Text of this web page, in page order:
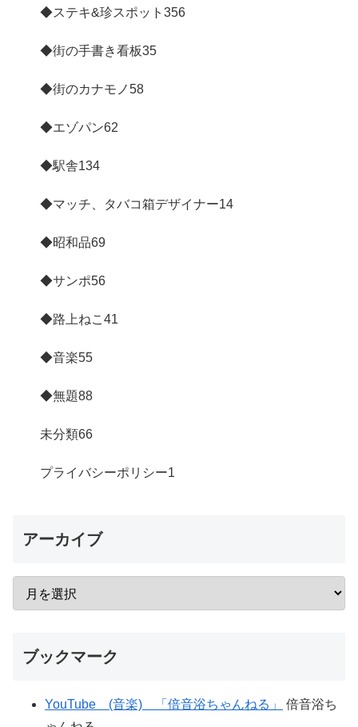
◆ステキ&珍スポット 356
◆街の手書き看板35
◆街のカナモノ58
◆エゾパン62
◆駅舎134
◆マッチ、タバコ箱デザイナー14
◆昭和品69
◆サンポ56
◆路上ねこ 41
◆音楽55
◆無題88
未分類66
プライバシーポリシー1
アーカイブ
ブックマーク
YouTube (音楽) 「倍音浴ちゃんねる」
倍音浴ち